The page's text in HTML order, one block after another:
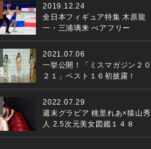
2019.12.24
全日本フィギュア特集 木原龍
一・三浦璃来 ぺアフリー
2021.07.06
一挙公開！「ミスマガジン２０
２１」ベスト１６初披露！
2022.07.29
週末グラビア 桃里れあ×猿山秀
人 2.5次元美女図鑑１４８